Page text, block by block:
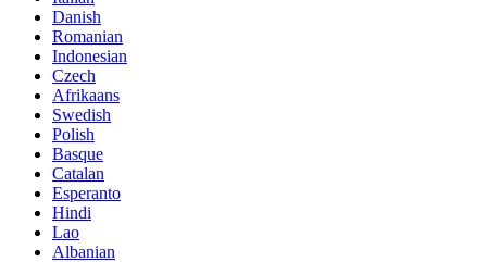
Danish
Romanian
Indonesian
Czech
Afrikaans
Swedish
Polish
Basque
Catalan
Esperanto
Hindi
Lao
Albanian